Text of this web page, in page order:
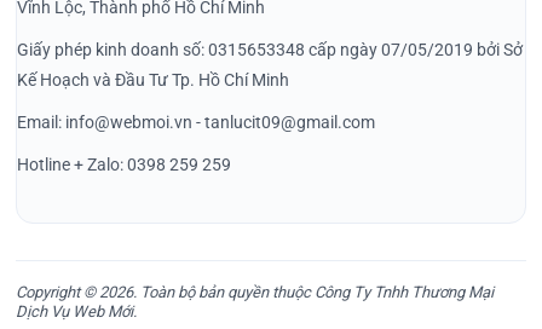
Vĩnh Lộc, Thành phố Hồ Chí Minh
Giấy phép kinh doanh số: 0315653348 cấp ngày 07/05/2019 bởi Sở
Kế Hoạch và Đầu Tư Tp. Hồ Chí Minh
Email: info@webmoi.vn - tanlucit09@gmail.com
Hotline + Zalo: 0398 259 259
Copyright © 2026. Toàn bộ bản quyền thuộc Công Ty Tnhh Thương Mại
Dịch Vụ Web Mới.